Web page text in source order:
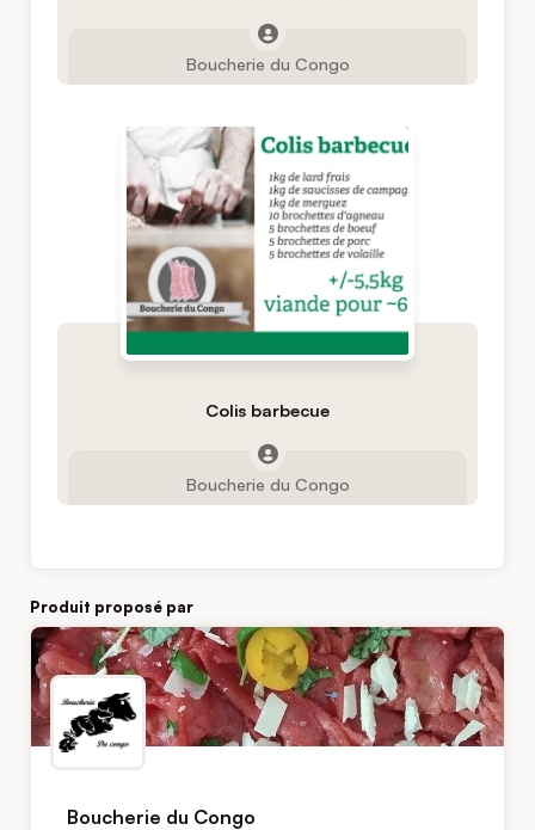
Boucherie du Congo
Colis barbecue
Boucherie du Congo
Produit proposé par
Boucherie du Congo